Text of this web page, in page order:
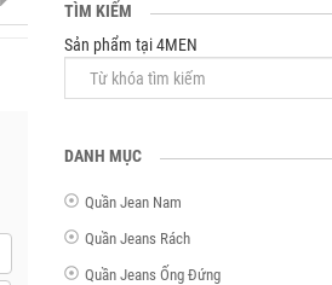
TÌM KIẾM
Sản phẩm tại 4MEN
DANH MỤC
Quần Jean Nam
Quần Jeans Rách
Quần Jeans Ống Đứng